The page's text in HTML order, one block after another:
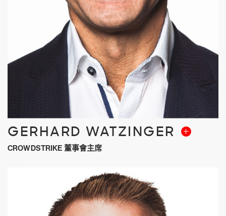
GERHARD WATZINGER
CROWDSTRIKE 董事會主席